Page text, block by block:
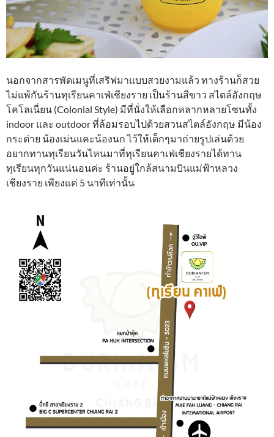
นอกจากสารพัดเมนูที่เสริฟมาแบบสวยงามแล้ว ทางร้านก็สวย
ไม่แพ้กันร้านทุเรียนคาเฟ่เชียงราย เป็นร้านสีขาว สไตล์อังกฤษ
โคโลเนี่ยน (Colonial Style) มีที่นั่งให้เลือกหลากหลายโซนทั้ง
indoor และ outdoor ที่ล้อมรอบไปด้วยสวนสไตล์อังกฤษ มีน้อง
กระต่าย น้องเม่นแคะน้องนก ไว้ให้เด็กๆมาถ่ายรูปเล่นด้วย
อยากทานทุเรียนวันไหนมาที่ทุเรียนคาเฟ่เชียงรายได้ทาน
ทุเรียนทุกวันแน่นอนค่ะ ร้านอยู่ใกล้สนามบินแม่ฟ้าหลวง
เชียงราย เพียงแค่ 5 นาทีเท่านั้น